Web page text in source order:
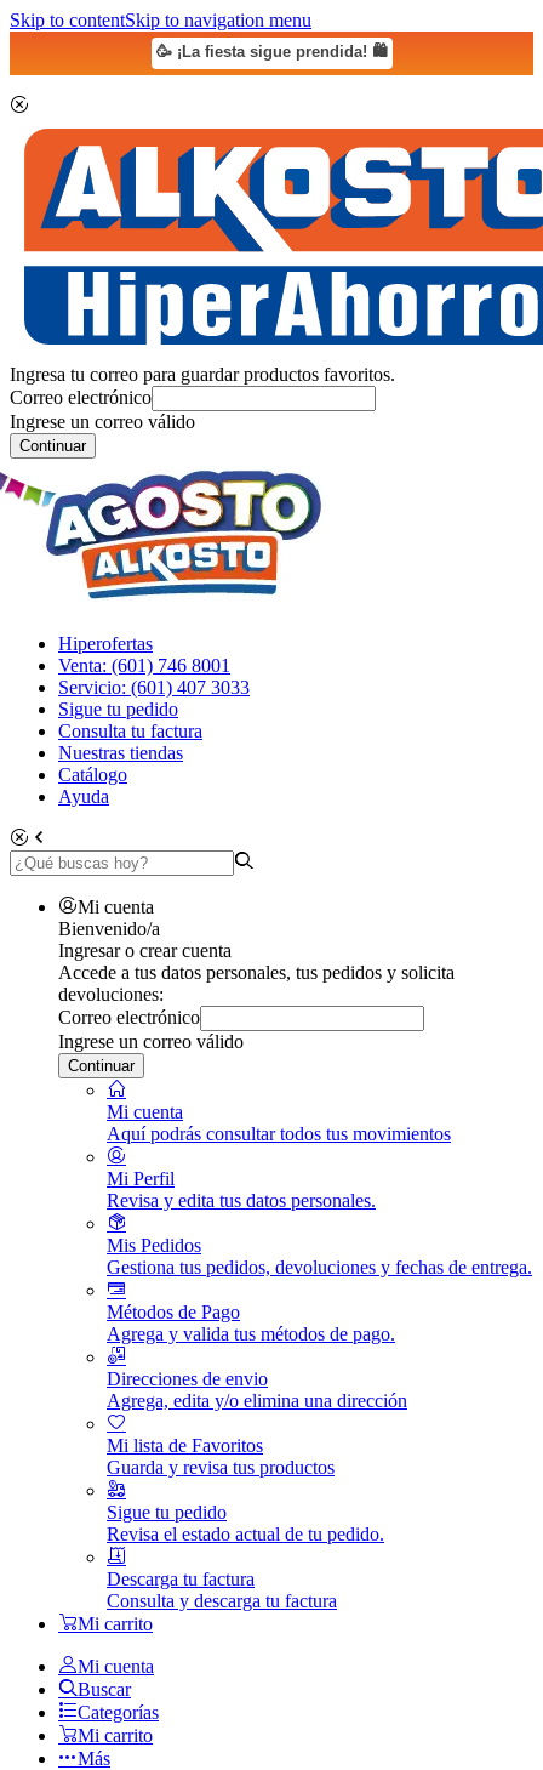
Skip to contentSkip to navigation menu
🥳 ¡La fiesta sigue prendida! 🛍️
Ingresa tu correo para guardar productos favoritos.
Correo electrónico
Ingrese un correo válido
Continuar
Hiperofertas
Venta: (601) 746 8001
Servicio: (601) 407 3033
Sigue tu pedido
Consulta tu factura
Nuestras tiendas
Catálogo
Ayuda
Mi cuenta
Bienvenido/a
Ingresar o crear cuenta
Accede a tus datos personales, tus pedidos y solicita
devoluciones:
Correo electrónico
Ingrese un correo válido
Continuar
Mi cuenta
Aquí podrás consultar todos tus movimientos
Mi Perfil
Revisa y edita tus datos personales.
Mis Pedidos
Gestiona tus pedidos, devoluciones y fechas de entrega.
Métodos de Pago
Agrega y valida tus métodos de pago.
Direcciones de envio
Agrega, edita y/o elimina una dirección
Mi lista de Favoritos
Guarda y revisa tus productos
Sigue tu pedido
Revisa el estado actual de tu pedido.
Descarga tu factura
Consulta y descarga tu factura
Mi carrito
Mi cuenta
Buscar
Categorías
Mi carrito
Más